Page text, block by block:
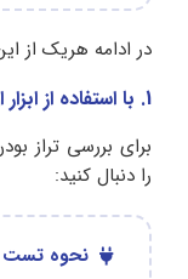
در ادامه هریک از
1. با استفاده از ابزار از تراز بودن یخچال مطمئن شوید
برای بررسی تراز
را دنبال کنید:
نحوه تست